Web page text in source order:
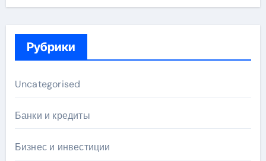
Рубрики
Uncategorised
Банки и кредиты
Бизнес и инвестиции